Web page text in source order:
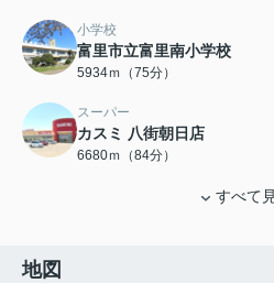
小学校
富里市立富里南小学校
5934ｍ（75分）
スーパー
カスミ 八街朝日店
6680ｍ（84分）
すべて
地図